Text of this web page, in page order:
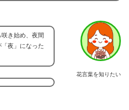
花言葉を知りたい
き始め、夜間
夜」になった